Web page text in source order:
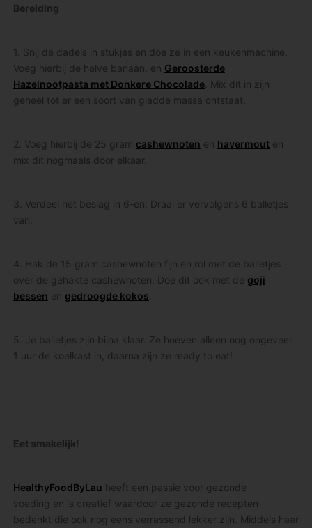
Bereiding
1. Snij de dadels in stukjes en doe ze in een keukenmachine.
Voeg hierbij de halve banaan, en Geroosterde
Hazelnootpasta met Donkere Chocolade. Mix dit in zijn
geheel tot er een soort van gladde massa ontstaat.
2. Voeg hierbij de 25 gram cashewnoten en havermouten
mix dit nogmaals door elkaar.
3. Verdeel het beslag in 6-en. Draai er vervolgens 6 balletjes
van.
4. Hak de 15 gram cashewnoten fijn en rol met de balletjes
over de gehakte cashewnoten. Doe dit ook met de goji
bessen en gedroogde kokos
5. Je balletjes zijn bijna klaar. Ze hoeven alleen nog ongeveer
1 uur de koelkast in, daarna zijn ze ready to eat!
Eet smakelijk!
HealthyFoodByLau heeft een passie voor gezonde
voeding en is creatief waardoor ze gezonde recepten
bedenkt die ook nog eens verrassend lekker zijn. Middels haar